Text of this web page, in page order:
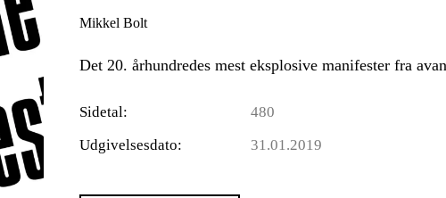
Mikkel Bolt
Det 20. århundredes mest eksplosive manifester fra
Sidetal
480
Udgivelsesdato
31.01.2019